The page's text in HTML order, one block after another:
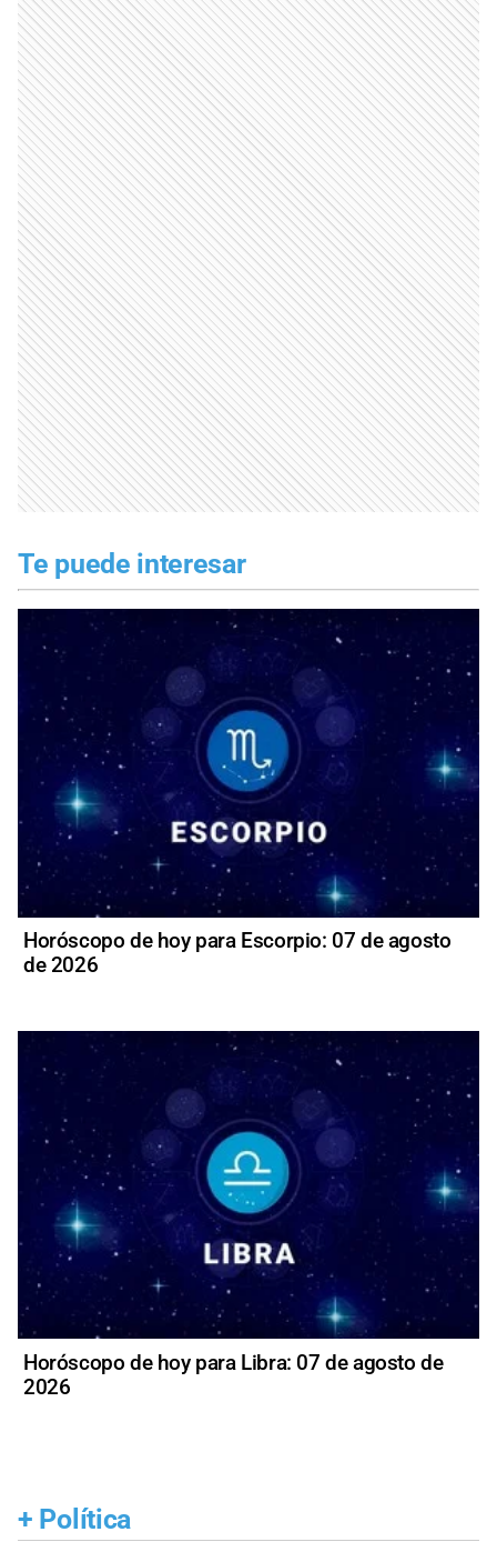
Te puede interesar
Horóscopo de hoy para Escorpio: 07 de agosto
de 2026
Horóscopo de hoy para Libra: 07 de agosto de
2026
+ Política